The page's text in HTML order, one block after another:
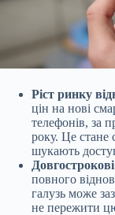
Ріст ринку
цін на нові
телефонів, за
року. Це стане
шукають
повного
галузь може
не пережити